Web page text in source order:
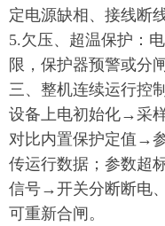
定电源缺相、接线断
5.欠压、超温保护：
限，保护器预警或分
三、整机连续运行控
设备上电初始化→采
对比内置保护定值→
传运行数据；参数超
信号→开关分断断电
可重新合闸。